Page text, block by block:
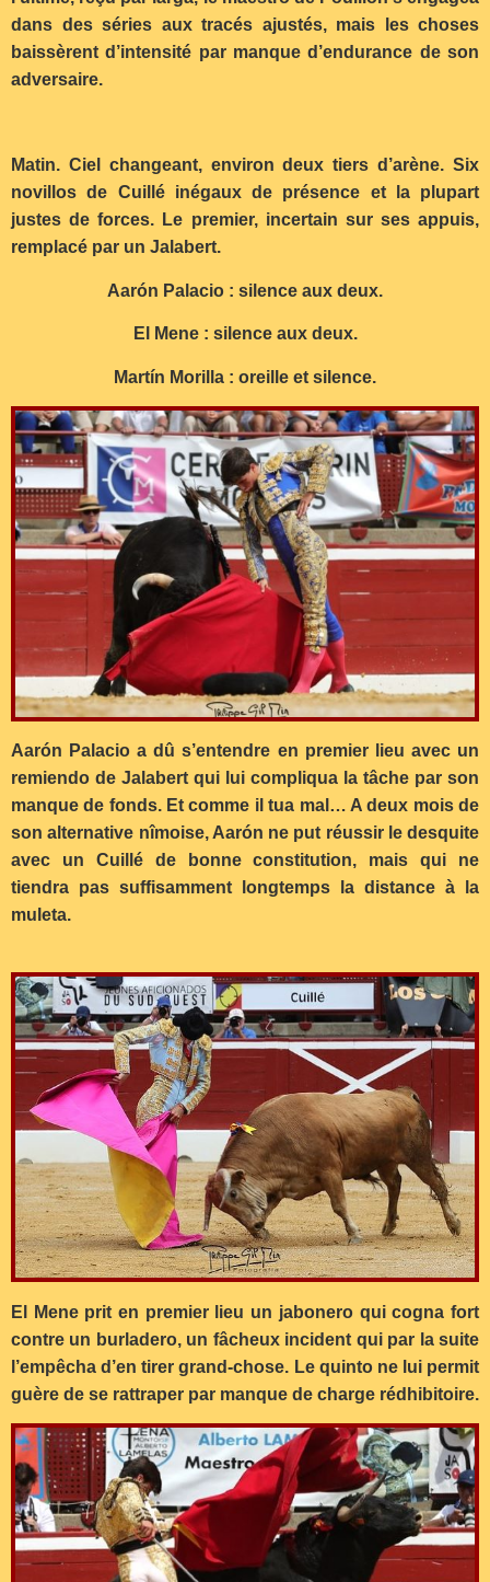
dans des séries aux tracés ajustés, mais les choses
baissèrent d’intensité par manque d’endurance de son
adversaire.
Matin. Ciel changeant, environ deux tiers d’arène. Six
novillos de Cuillé inégaux de présence et la plupart
justes de forces. Le premier, incertain sur ses appuis,
remplacé par un Jalabert.
Aarón Palacio : silence aux deux.
El Mene : silence aux deux.
Martín Morilla : oreille et silence.
Aarón Palacio a dû s’entendre en premier lieu avec un
remiendo de Jalabert qui lui compliqua la tâche par son
manque de fonds. Et comme il tua mal… A deux mois de
son alternative nîmoise, Aarón ne put réussir le desquite
avec un Cuillé de bonne constitution, mais qui ne
tiendra pas suffisamment longtemps la distance à la
muleta.
El Mene prit en premier lieu un jabonero qui cogna fort
contre un burladero, un fâcheux incident qui par la suite
l’empêcha d’en tirer grand-chose. Le quinto ne lui permit
guère de se rattraper par manque de charge rédhibitoire.